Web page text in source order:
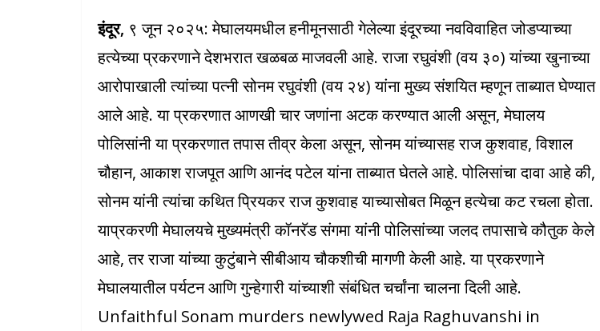
इंदूर, ९ जून २०२५: मेघालयमधील हनीमूनसाठी गेलेल्या इंदूरच्या नवविवाहित जोडप्याच्या
हत्येच्या प्रकरणाने देशभरात खळबळ माजवली आहे. राजा रघुवंशी (वय ३०) यांच्या खुनाच्या
आरोपाखाली त्यांच्या पत्नी सोनम रघुवंशी (वय २४) यांना मुख्य संशयित म्हणून ताब्यात घेण्यात
आले आहे. या प्रकरणात आणखी चार जणांना अटक करण्यात आली असून, मेघालय
पोलिसांनी या प्रकरणात तपास तीव्र केला असून, सोनम यांच्यासह राज कुशवाह, विशाल
चौहान, आकाश राजपूत आणि आनंद पटेल यांना ताब्यात घेतले आहे. पोलिसांचा दावा आहे की,
सोनम यांनी त्यांचा कथित प्रियकर राज कुशवाह याच्यासोबत मिळून हत्येचा कट रचला होता.
याप्रकरणी मेघालयचे मुख्यमंत्री कॉनरॅड संगमा यांनी पोलिसांच्या जलद तपासाचे कौतुक केले
आहे, तर राजा यांच्या कुटुंबाने सीबीआय चौकशीची मागणी केली आहे. या प्रकरणाने
मेघालयातील पर्यटन आणि गुन्हेगारी यांच्याशी संबंधित चर्चांना चालना दिली आहे.
Unfaithful Sonam murders newlywed Raja Raghuvanshi in